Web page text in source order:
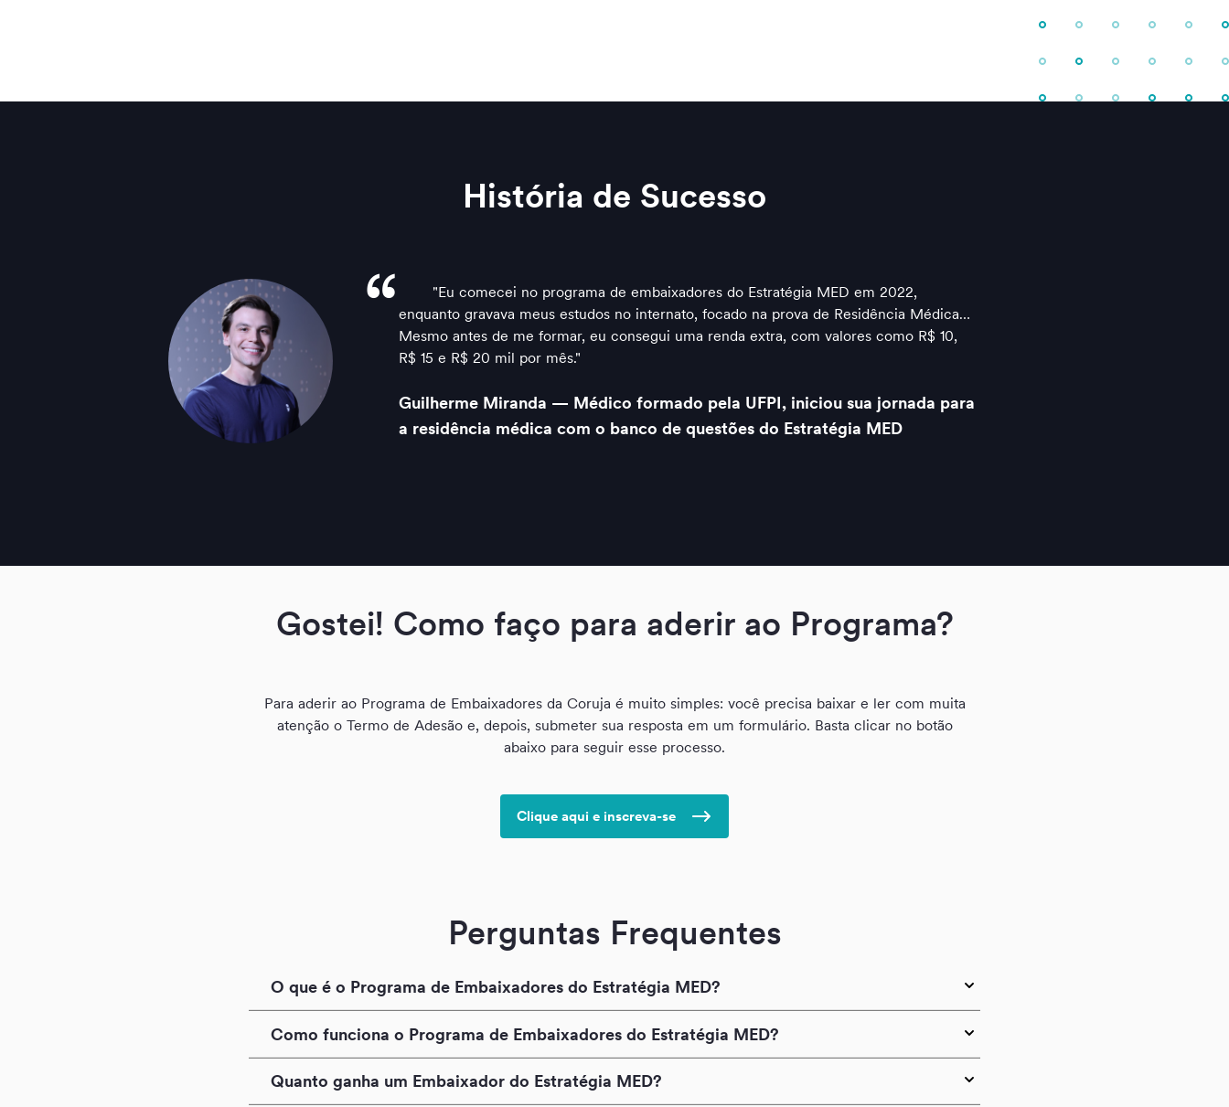
História de Sucesso
“
"Eu comecei no programa de embaixadores do Estratégia MED em 2022,
enquanto gravava meus estudos no internato, focado na prova de Residência Médica…
Mesmo antes de me formar, eu consegui uma renda extra, com valores como R$ 10,
R$ 15 e R$ 20 mil por mês."
Guilherme Miranda — Médico formado pela UFPI, iniciou sua jornada para
a residência médica com o banco de questões do Estratégia MED
Gostei! Como faço para aderir ao Programa?
Para aderir ao Programa de Embaixadores da Coruja é muito simples: você precisa baixar e ler com muita
atenção o Termo de Adesão e, depois, submeter sua resposta em um formulário. Basta clicar no botão
abaixo para seguir esse processo.
Clique aqui e inscreva-se
Perguntas Frequentes
O que é o Programa de Embaixadores do Estratégia MED?
Como funciona o Programa de Embaixadores do Estratégia MED?
Quanto ganha um Embaixador do Estratégia MED?